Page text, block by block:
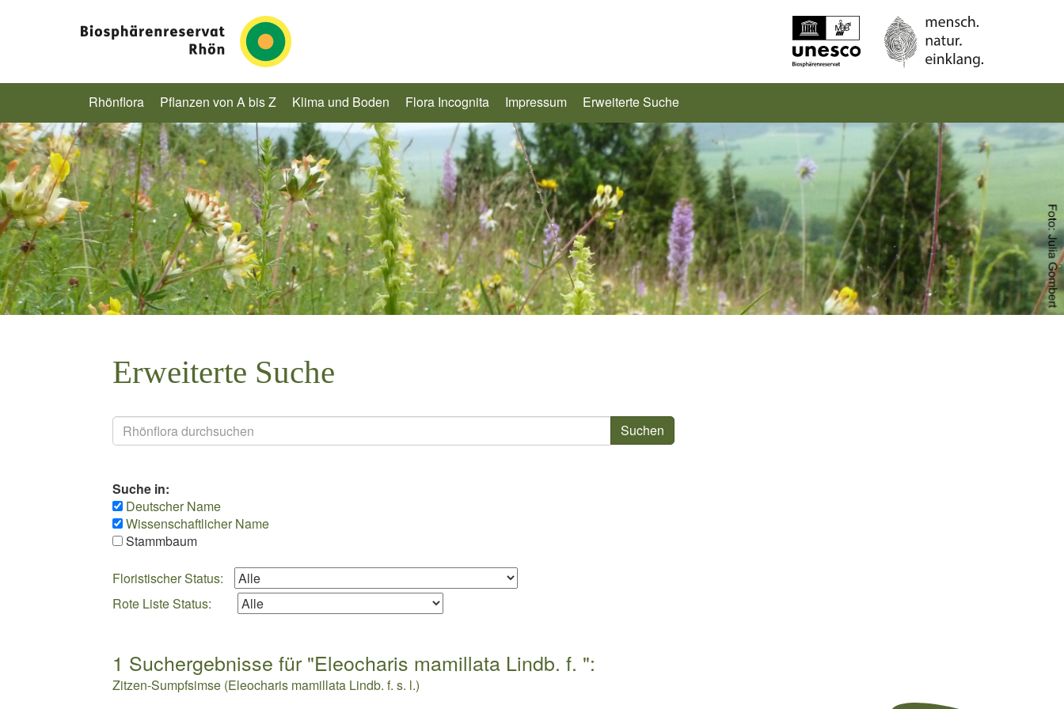
Rhönflora Pflanzen von A bis Z Klima und Boden Flora Incognita Impressum Erweiterte Suche
Erweiterte Suche
Suchen
Suche in:
Deutscher Name
Wissenschaftlicher Name
Stammbaum
Floristischer Status:
Rote Liste Status:
1 Suchergebnisse für "Eleocharis mamillata Lindb. f. ":
Zitzen-Sumpfsimse (Eleocharis mamillata Lindb. f. s. l.)